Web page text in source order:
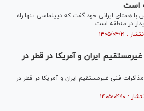
است
با همتای ایرانی خود گفت که دیپلماسی تنها راه
در منطقه است.
ایران و آمریکا در قطر در
فنی غیرمستقیم ایران و آمریکا در قطر در